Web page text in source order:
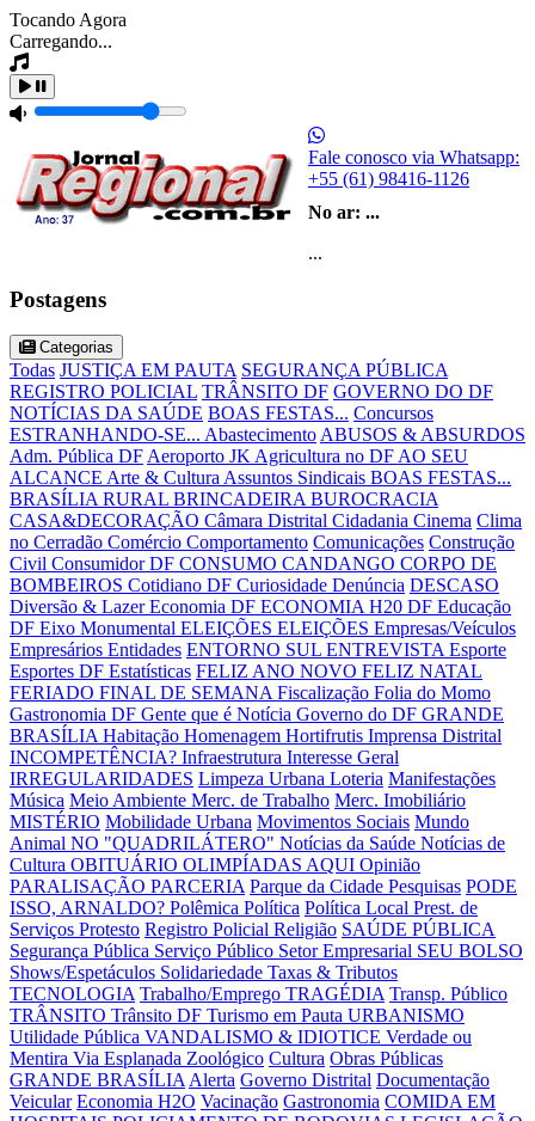
Tocando Agora
Carregando...
Fale conosco via Whatsapp:
+55 (61) 98416-1126
No ar: ...
...
Postagens
Categorias
Todas JUSTIÇA EM PAUTA SEGURANÇA PÚBLICA
REGISTRO POLICIAL TRÂNSITO DF GOVERNO DO DF
NOTÍCIAS DA SAÚDE BOAS FESTAS... Concursos
ESTRANHANDO-SE... AbastecimentoABUSOS & ABSURDOS
Adm. Pública DFAeroporto JKAgricultura no DFAO SEU
ALCANCE Arte & CulturaAssuntos Sindicais BOAS FESTAS...
BRASÍLIA RURAL BRINCADEIRABUROCRACIA
CASA&DECORAÇÃO Câmara Distrital Cidadania Cinema Clima
no Cerradão Comércio Comportamento Comunicações Construção
Civil Consumidor DF CONSUMO CANDANGO CORPO DE
BOMBEIROS Cotidiano DF Curiosidade Denúncia DESCASO
Diversão & LazerEconomia DF ECONOMIA H20 DF Educação
DF Eixo Monumental ELEIÇÕES ELEIÇÕES Empresas/Veículos
Empresários Entidades ENTORNO SUL ENTREVISTAEsporte
Esportes DF Estatísticas FELIZ ANO NOVO FELIZ NATAL
FERIADO FINAL DE SEMANAFiscalização Folia do Momo
Gastronomia DF Gente que é Notícia Governo do DF GRANDE
BRASÍLIAHabitação Homenagem Hortifrutis Imprensa Distrital
INCOMPETÊNCIA? Infraestrutura Interesse Geral
IRREGULARIDADES Limpeza Urbana Loteria Manifestações
Música Meio Ambiente Merc. de Trabalho Merc. Imobiliário
MISTÉRIO Mobilidade Urbana Movimentos Sociais Mundo
Animal NO "QUADRILÁTERO" Notícias da Saúde Notícias de
Cultura OBITUÁRIO OLIMPÍADAS AQUI Opinião
PARALISAÇÃO PARCERIA Parque da Cidade Pesquisas PODE
ISSO, ARNALDO? Polêmica Política Política Local Prest. de
Serviços Protesto Registro Policial Religião SAÚDE PÚBLICA
Segurança Pública Serviço Público Setor Empresarial SEU BOLSO
Shows/Espetáculos Solidariedade Taxas & Tributos
TECNOLOGIA Trabalho/Emprego TRAGÉDIA Transp. Público
TRÂNSITO Trânsito DF Turismo em Pauta URBANISMO
Utilidade Pública VANDALISMO & IDIOTICE Verdade ou
Mentira Via Esplanada Zoológico Cultura Obras Públicas
GRANDE BRASÍLIAAlerta Governo Distrital Documentação
Veicular Economia H2O Vacinação Gastronomia COMIDA EM